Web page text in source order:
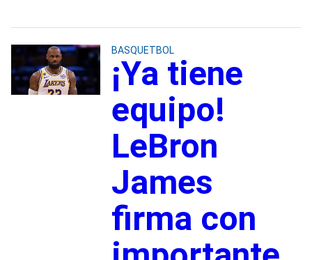
BASQUETBOL
¡Ya tiene
equipo!
LeBron
James
firma con